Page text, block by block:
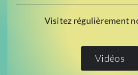
Visitez régulièrement
Vidéos